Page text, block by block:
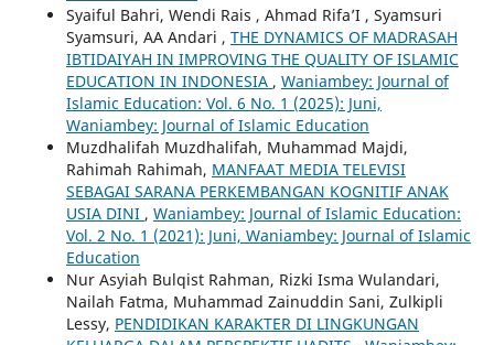
Syaiful Bahri, Wendi Rais , Ahmad Rifa’I , Syamsuri
Syamsuri, AA Andari , THE DYNAMICS OF MADRASAH
IBTIDAIYAH IN IMPROVING THE QUALITY OF ISLAMIC
EDUCATION IN INDONESIA , Waniambey: Journal of
Islamic Education: Vol. 6 No. 1 (2025): Juni,
Waniambey: Journal of Islamic Education
Muzdhalifah Muzdhalifah, Muhammad Majdi,
Rahimah Rahimah, MANFAAT MEDIA TELEVISI
SEBAGAI SARANA PERKEMBANGAN KOGNITIF ANAK
USIA DINI , Waniambey: Journal of Islamic Education:
Vol. 2 No. 1 (2021): Juni, Waniambey: Journal of Islamic
Education
Nur Asyiah Bulqist Rahman, Rizki Isma Wulandari,
Nailah Fatma, Muhammad Zainuddin Sani, Zulkipli
Lessy, PENDIDIKAN KARAKTER DI LINGKUNGAN